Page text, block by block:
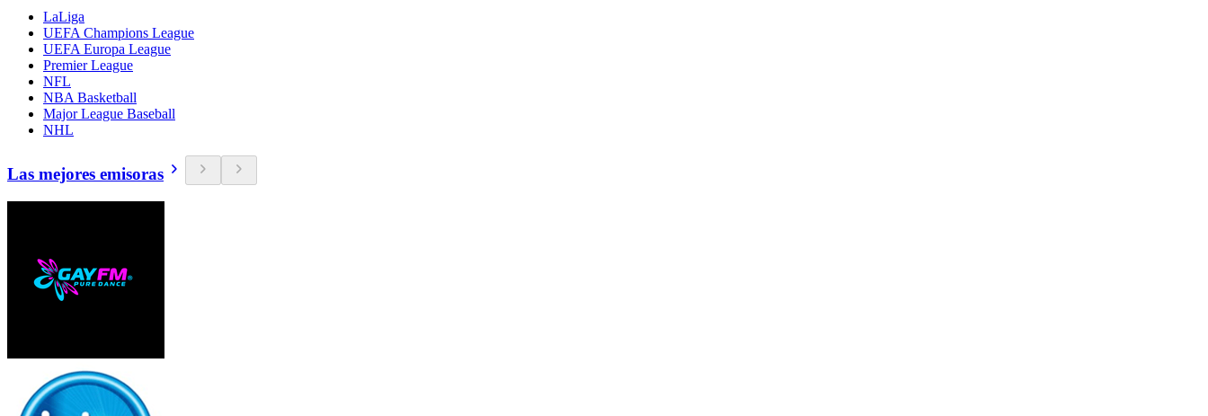
LaLiga
UEFA Champions League
UEFA Europa League
Premier League
NFL
NBA Basketball
Major League Baseball
NHL
Las mejores emisoras